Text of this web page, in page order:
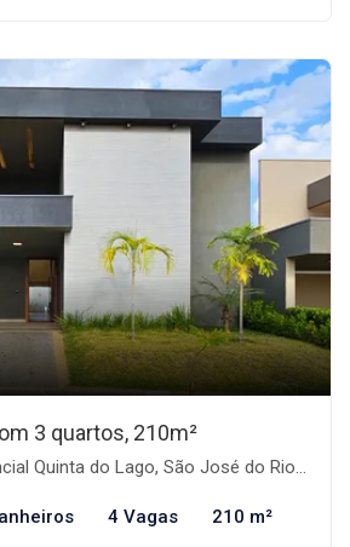
3 quartos, 210m²
Quinta do Lago, São José do Rio Preto-SP
4 Vagas 210 m²